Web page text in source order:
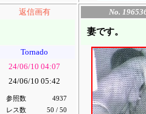
返信画有
Tornado
24/06/10 04:07
24/06/10 05:42
参照数
4937
レス数
50 / 50
No.
妻です。